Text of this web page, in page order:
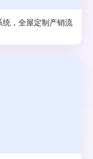
，全屋定制产销流